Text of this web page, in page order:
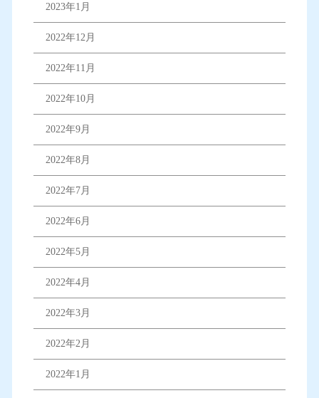
2023年1月
2022年12月
2022年11月
2022年10月
2022年9月
2022年8月
2022年7月
2022年6月
2022年5月
2022年4月
2022年3月
2022年2月
2022年1月